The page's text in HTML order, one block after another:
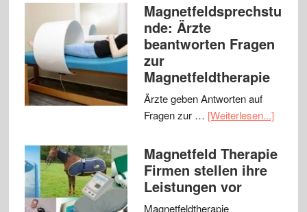
Magnetfeldsprechstu
nde: Ärzte
beantworten Fragen
zur
Magnetfeldtherapie
Ärzte geben Antworten auf
Fragen zur … [Weiterlesen...]
Magnetfeld Therapie
Firmen stellen ihre
Leistungen vor
Magnetfeldtherapie